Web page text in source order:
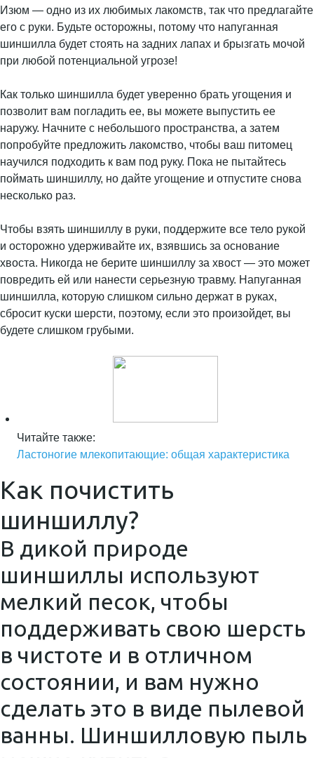
Изюм — одно из их любимых лакомств, так что предлагайте
его с руки. Будьте осторожны, потому что напуганная
шиншилла будет стоять на задних лапах и брызгать мочой
при любой потенциальной угрозе!
Как только шиншилла будет уверенно брать угощения и
позволит вам погладить ее, вы можете выпустить ее
наружу. Начните с небольшого пространства, а затем
попробуйте предложить лакомство, чтобы ваш питомец
научился подходить к вам под руку. Пока не пытайтесь
поймать шиншиллу, но дайте угощение и отпустите снова
несколько раз.
Чтобы взять шиншиллу в руки, поддержите все тело рукой
и осторожно удерживайте их, взявшись за основание
хвоста. Никогда не берите шиншиллу за хвост — это может
повредить ей или нанести серьезную травму. Напуганная
шиншилла, которую слишком сильно держат в руках,
сбросит куски шерсти, поэтому, если это произойдет, вы
будете слишком грубыми.
Читайте также:
Ластоногие млекопитающие: общая характеристика
Как почистить
шиншиллу?
В дикой природе
шиншиллы используют
мелкий песок, чтобы
поддерживать свою шерсть
в чистоте и в отличном
состоянии, и вам нужно
сделать это в виде пылевой
ванны. Шиншилловую пыль